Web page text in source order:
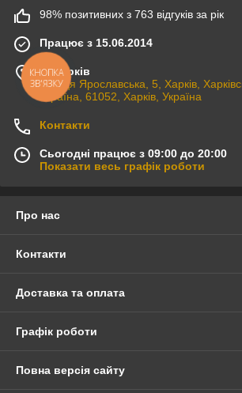
98% позитивних з 763 відгуків за рік
Працює з 15.06.2014
м. Харків
вулиця Ярославська, 5, Харків,
Україна, 61052, Харків, Україна
Контакти
Сьогодні працює з 09:00 до 20:00
Показати весь графік роботи
Про нас
Контакти
Доставка та оплата
Графік роботи
Повна версія сайту